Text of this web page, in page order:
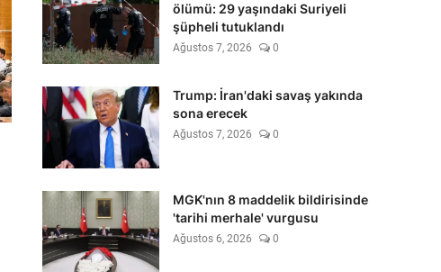
ölümü: 29 yaşındaki Suriyeli
şüpheli tutuklandı
Ağustos 7, 2026 0
Trump: İran'daki savaş yakında
sona erecek
Ağustos 7, 2026 0
MGK'nın 8 maddelik bildirisinde
'tarihi merhale' vurgusu
Ağustos 6, 2026 0